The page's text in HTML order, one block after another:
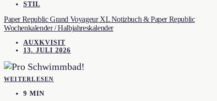
STIL
Paper Republic Grand Voyageur XL Notizbuch & Paper Republic
Wochenkalender / Halbjahreskalender
AUXKVISIT
13. JULI 2026
WEITERLESEN
9 MIN